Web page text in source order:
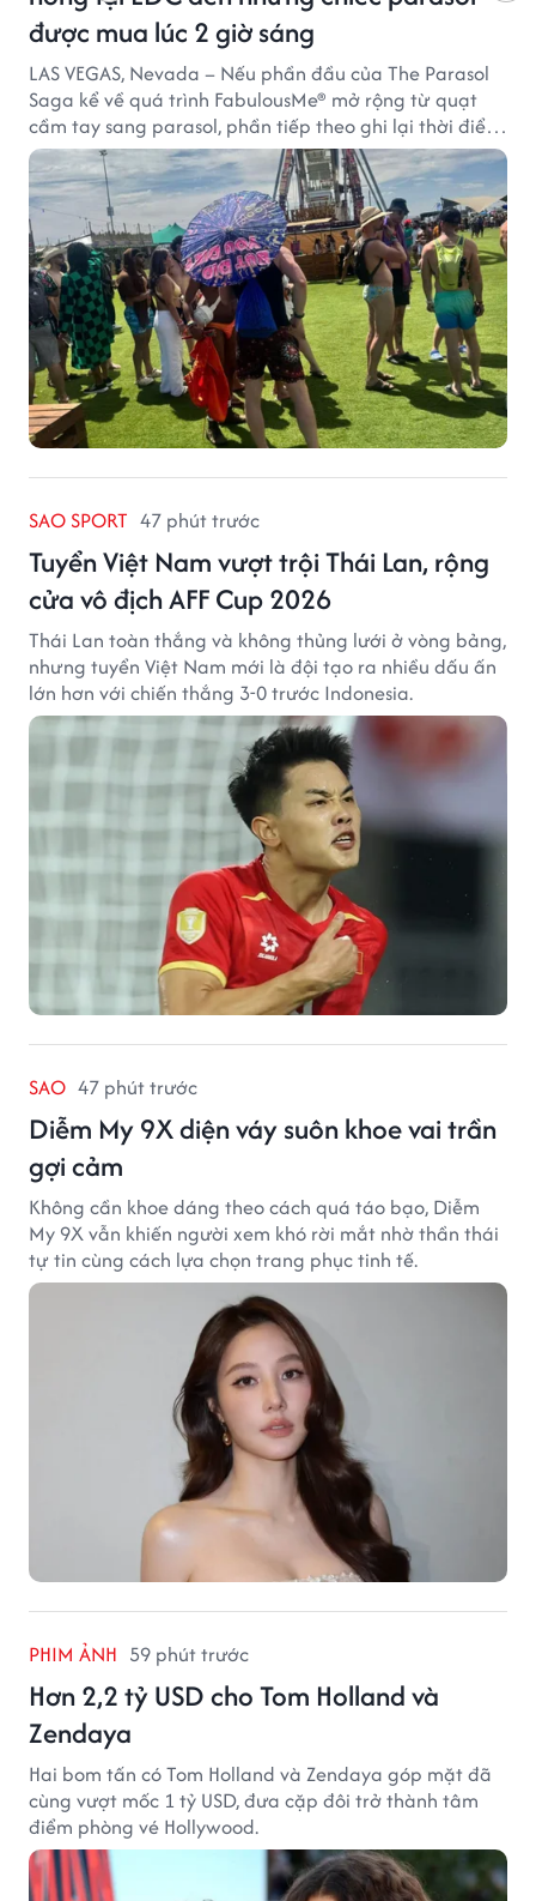
được mua lúc 2 giờ sáng
LAS VEGAS, Nevada – Nếu phần đầu của The Parasol
Saga kể về quá trình FabulousMe® mở rộng từ quạt
cầm tay sang parasol, phần tiếp theo ghi lại thời điểm
sản phẩm được thị trường đón nhận và dần vượt khỏi
công năng che nắng thông thường.
SAO SPORT 47 phút trước
Tuyển Việt Nam vượt trội Thái Lan, rộng
cửa vô địch AFF Cup 2026
Thái Lan toàn thắng và không thủng lưới ở vòng bảng,
nhưng tuyển Việt Nam mới là đội tạo ra nhiều dấu ấn
lớn hơn với chiến thắng 3-0 trước Indonesia.
SAO 47 phút trước
Diễm My 9X diện váy suôn khoe vai trần
gợi cảm
Không cần khoe dáng theo cách quá táo bạo, Diễm
My 9X vẫn khiến người xem khó rời mắt nhờ thần thái
tự tin cùng cách lựa chọn trang phục tinh tế.
PHIM ẢNH 59 phút trước
Hơn 2,2 tỷ USD cho Tom Holland và
Zendaya
Hai bom tấn có Tom Holland và Zendaya góp mặt đã
cùng vượt mốc 1 tỷ USD, đưa cặp đôi trở thành tâm
điểm phòng vé Hollywood.